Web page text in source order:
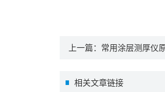
上一篇： 常用涂层测厚仪
相关文章链接